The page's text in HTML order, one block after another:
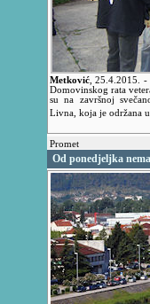
Metković ,25.4.2015. -
Domovinskog rata
su na završnoj
Livna, koja je održana
Promet
Od ponedjeljka